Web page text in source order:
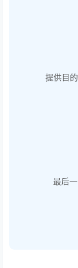
提供目
最后